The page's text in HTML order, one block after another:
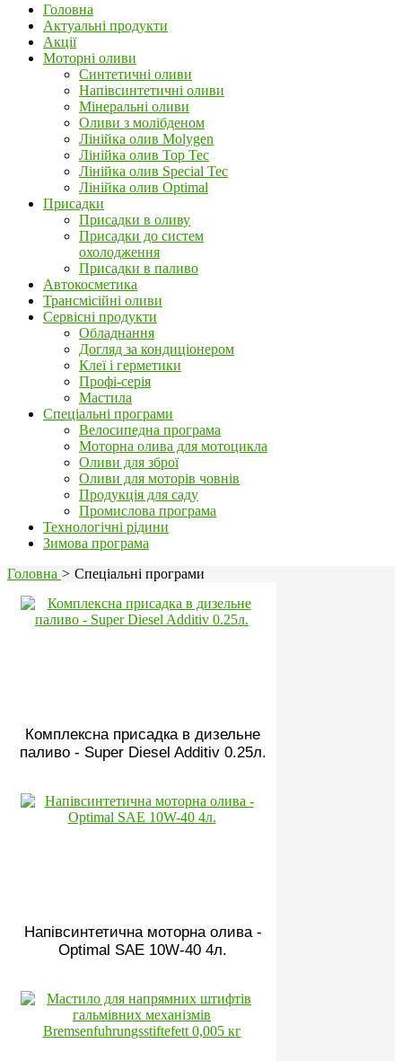
Головна
Актуальні продукти
Акції
Моторні оливи
Синтетичні оливи
Напівсинтетичні оливи
Мінеральні оливи
Оливи з молібденом
Лінійка олив Molygen
Лінійка олив Top Tec
Лінійка олив Special Tec
Лінійка олив Optimal
Присадки
Присадки в оливу
Присадки до систем
охолодження
Присадки в паливо
Автокосметика
Трансмісійні оливи
Сервісні продукти
Обладнання
Догляд за кондиціонером
Клеї і герметики
Профі-серія
Мастила
Спеціальні програми
Велосипедна програма
Моторна олива для мотоцикла
Оливи для зброї
Оливи для моторів човнів
Продукція для саду
Промислова програма
Технологічні рідини
Зимова програма
Головна > Спеціальні програми
Комплексна присадка в дизельне
паливо - Super Diesel Additiv 0.25л.
Напівсинтетична моторна олива -
Optimal SAE 10W-40 4л.